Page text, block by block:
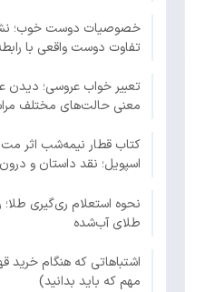
خصوصیات دوست خوب؛
تفاوت دوست واقعی با
تعبیر خواب عروسی؛ دیدن
معنی حالت‌های مختلف
کتاب قطار نیمه‌شب اثر
اسپویل؛ نقد داستان و
نحوه استعلام ری‌گیری
طلای آب‌شده
مهم که باید بدانید)